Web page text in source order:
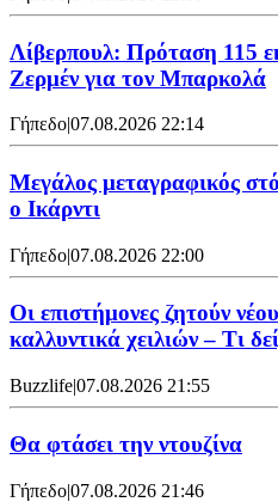
Λίβερπουλ: Πρόταση 115
Ζερμέν για τον Μπαρκολά
Γήπεδο|07.08.2026 22:14
Μεγάλος μεταγραφικός
ο Ικάρντι
Γήπεδο|07.08.2026 22:00
Οι επιστήμονες ζητούν
καλλυντικά χειλιών – Τι
Buzzlife|07.08.2026 21:55
Θα φτάσει την ντουζίνα
Γήπεδο|07.08.2026 21:46